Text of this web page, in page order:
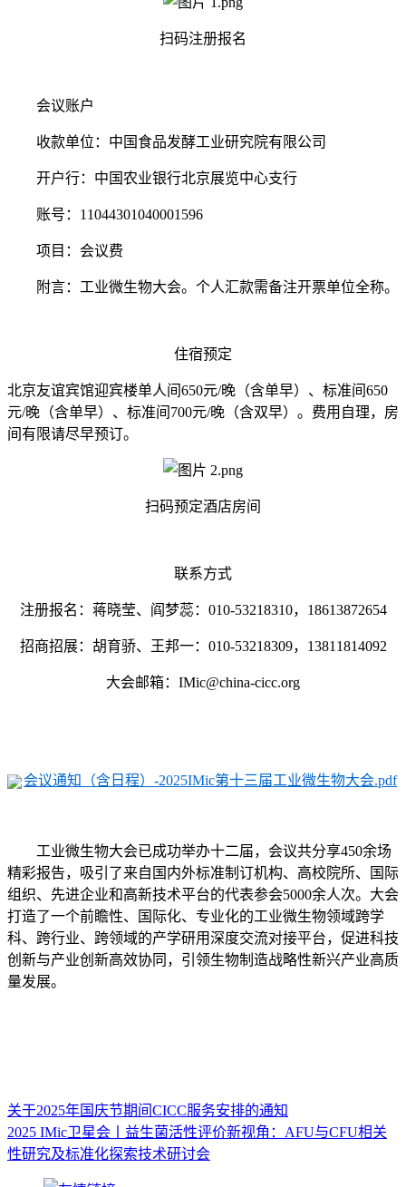
扫码注册报名
会议账户
收款单位：中国食品发酵工业研究院有限公司
开户行：中国农业银行北京展览中心支行
账号：11044301040001596
项目：会议费
附言：工业微生物大会。个人汇款需备注开票单位全称。
住宿预定
北京友谊宾馆迎宾楼单人间650元/晚（含单早）、标准间650
元/晚（含单早）、标准间700元/晚（含双早）。费用自理，房
间有限请尽早预订。
扫码预定酒店房间
联系方式
注册报名：蒋晓莹、阎梦蕊：010-53218310，18613872654
招商招展：胡育骄、王邦一：010-53218309，13811814092
大会邮箱：IMic@china-cicc.org
会议通知（含日程）-2025IMic第十三届工业微生物大会.pdf
工业微生物大会已成功举办十二届，会议共分享450余场
精彩报告，吸引了来自国内外标准制订机构、高校院所、国际
组织、先进企业和高新技术平台的代表参会5000余人次。大会
打造了一个前瞻性、国际化、专业化的工业微生物领域跨学
科、跨行业、跨领域的产学研用深度交流对接平台，促进科技
创新与产业创新高效协同，引领生物制造战略性新兴产业高质
量发展。
关于2025年国庆节期间CICC服务安排的通知
2025 IMic卫星会丨益生菌活性评价新视角：AFU与CFU相关
性研究及标准化探索技术研讨会